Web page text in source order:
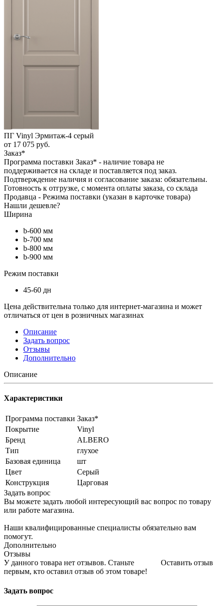
ПГ Vinyl Эрмитаж-4 серый
от 17 075 руб.
Заказ*
Программа поставки Заказ* - наличие товара не
поддерживается на складе и поставляется под заказ.
Подтверждение наличия и согласование заказа: обязательны.
Готовность к отгрузке, с момента оплаты заказа, со склада
Продавца - Режима поставки (указан в карточке товара)
Нашли дешевле?
Ширина
b-600 мм
b-700 мм
b-800 мм
b-900 мм
Режим поставки
45-60 дн
Цена действительна только для интернет-магазина и может
отличаться от цен в розничных магазинах
Описание
Задать вопрос
Отзывы
Дополнительно
Описание
Характеристики
Программа поставки Заказ*
Покрытие
Vinyl
Бренд
ALBERO
Тип
глухое
Базовая единица
шт
Цвет
Серый
Конструкция
Царговая
Задать вопрос
Вы можете задать любой интересующий вас вопрос по товару
или работе магазина.
Наши квалифицированные специалисты обязательно вам
помогут.
Дополнительно
Отзывы
Оставить отзыв
У данного товара нет отзывов. Станьте
первым, кто оставил отзыв об этом товаре!
Задать вопрос